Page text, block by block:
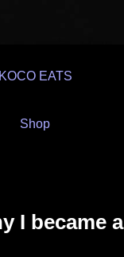
KOCO EATS
Shop
I became a